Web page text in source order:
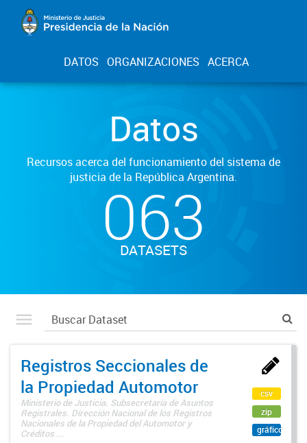
DATOS ORGANIZACIONES ACERCA
Datos
Recursos acerca del funcionamiento del sistema de
justicia de la República Argentina.
063
DATASETS
Registros Seccionales de
la Propiedad Automotor
Ministerio de Justicia. Subsecretaría de Asuntos
Registrales. Dirección Nacional de los Registros
Nacionales de la Propiedad del Automotor y
Créditos ...
csv
zip
gráfico